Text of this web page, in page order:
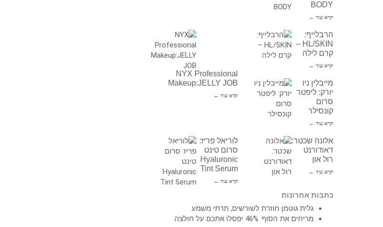
BODY
קרא עוד ←
NYX Professional
Makeup:JELLY JOB
קרא עוד ←
הרבלייף:
HL/SKIN –
קרם לילה
קרא עוד ←
מייבלין ניו
יורק: ליפטר
סרום
קונסילר
קרא עוד ←
לוריאל פריז:
סרום טינט
Hyaluronic
Tint Serum
קרא עוד ←
אלונה שכטר:
דאודורנט
רול און
קרא עוד ←
כתבות אחרונות
גלית גוטמן חוזרת לשורשים, תרתי משמע
מריחים את הסוף: 46% יפסלו אתכם על חולצה